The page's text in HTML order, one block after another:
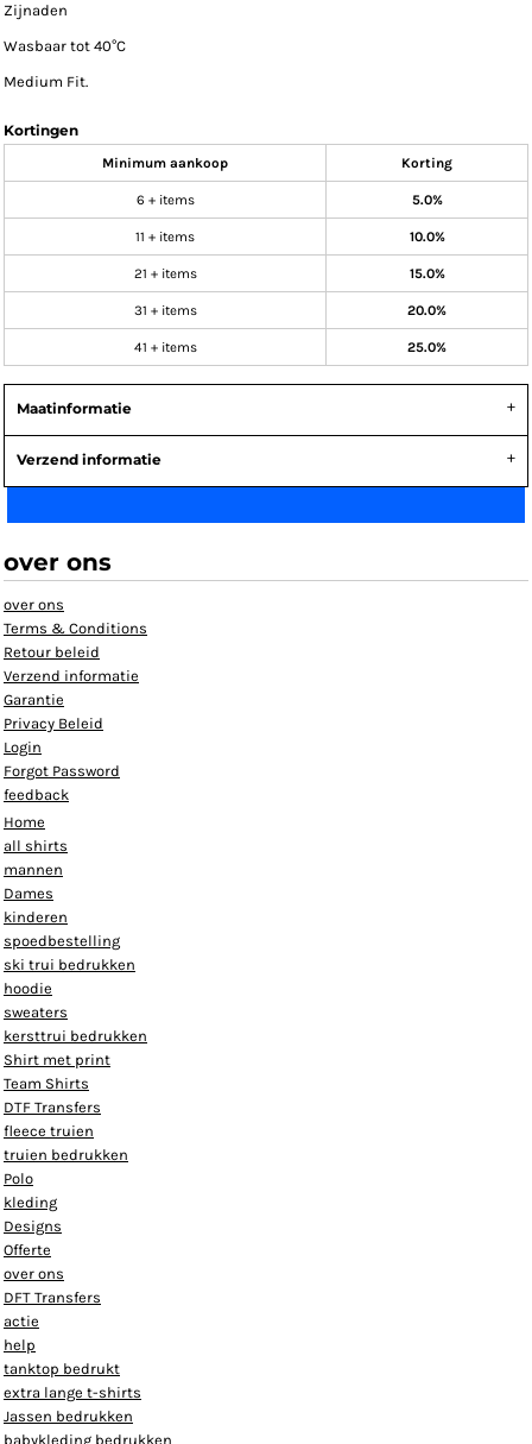
Zijnaden
Wasbaar tot 40°C
Medium Fit.
Kortingen
Minimum aankoop Korting
6 + items 5.0%
11 + items 10.0%
21 + items 15.0%
31 + items 20.0%
41 + items 25.0%
Maatinformatie
Verzend informatie
over ons
over ons
Terms & Conditions
Retour beleid
Verzend informatie
Garantie
Privacy Beleid
Login
Forgot Password
feedback
Home
all shirts
mannen
Dames
kinderen
spoedbestelling
ski trui bedrukken
hoodie
sweaters
kersttrui bedrukken
Shirt met print
Team Shirts
DTF Transfers
fleece truien
truien bedrukken
Polo
kleding
Designs
Offerte
over ons
DFT Transfers
actie
help
tanktop bedrukt
extra lange t-shirts
Jassen bedrukken
babykleding bedrukken